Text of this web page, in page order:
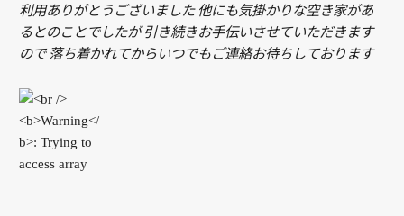
利用ありがとうございました 他にも気掛かりな空き家があ
るとのことでしたが 引き続きお手伝いさせていただきます
ので 落ち着かれてからいつでもご連絡お待ちしております